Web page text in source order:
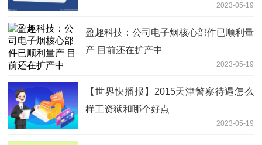
2023-05-19
盈趣科技：公司电子烟核心部件已顺利量
产 目前还在扩产中
2023-05-19
【世界快播报】2015天津警察待遇怎么
样工资狱和哪个好点
2023-05-19